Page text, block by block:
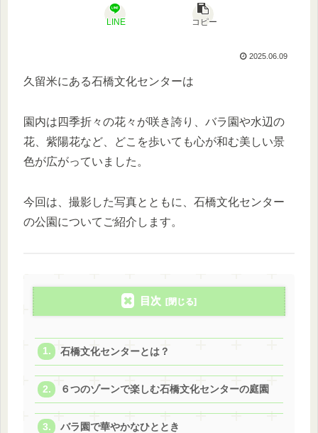
LINE コピー
2025.06.09
久留米にある石橋文化センターは
園内は四季折々の花々が咲き誇り、バラ園や水辺の
花、紫陽花など、どこを歩いても心が和む美しい景
色が広がっていました。
今回は、撮影した写真とともに、石橋文化センター
の公園についてご紹介します。
目次
石橋文化センターとは？
６つのゾーンで楽しむ石橋文化センターの庭園
バラ園で華やかなひととき